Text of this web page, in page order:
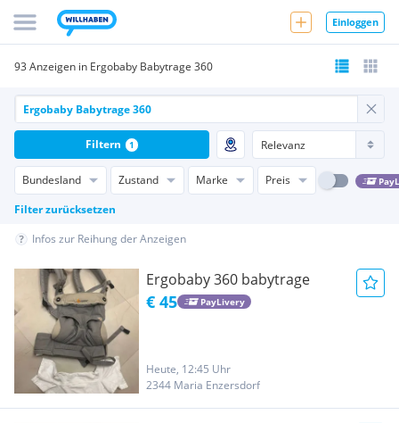
Einloggen
93 Anzeigen in Ergobaby Babytrage 360
Bundesland Zustand Marke Preis
Filter zurücksetzen
Filtern 1
Infos zur Reihung der Anzeigen
Ergobaby 360 babytrage
€ 45 PayLivery
Heute, 12:45 Uhr
2344 Maria Enzersdorf